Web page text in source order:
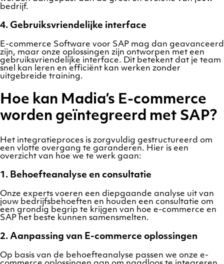
bedrijf.
4. Gebruiksvriendelijke interface
E-commerce Software voor SAP mag dan geavanceerd
zijn, maar onze oplossingen zijn ontworpen met een
gebruiksvriendelijke interface. Dit betekent dat je team
snel kan leren en efficiënt kan werken zonder
uitgebreide training.
Hoe kan Madia’s E-commerce
worden geïntegreerd met SAP?
Het integratieproces is zorgvuldig gestructureerd om
een vlotte overgang te garanderen. Hier is een
overzicht van hoe we te werk gaan:
1. Behoefteanalyse en consultatie
Onze experts voeren een diepgaande analyse uit van
jouw bedrijfsbehoeften en houden een consultatie om
een grondig begrip te krijgen van hoe e-commerce en
SAP het beste kunnen samensmelten.
2. Aanpassing van E-commerce oplossingen
Op basis van de behoefteanalyse passen we onze e-